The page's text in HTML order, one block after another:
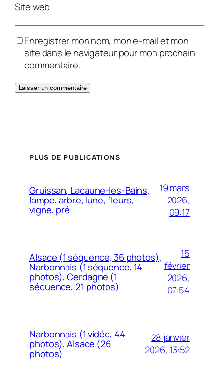
Site web
Enregistrer mon nom, mon e-mail et mon
site dans le navigateur pour mon prochain
commentaire.
PLUS DE PUBLICATIONS
Gruissan, Lacaune-les-Bains,
lampe, arbre, lune, fleurs,
vigne, pré
19 mars
2026,
09:17
Alsace (1 séquence, 36 photos),
Narbonnais (1 séquence, 14
photos), Cerdagne (1
séquence, 21 photos)
15
février
2026,
07:54
Narbonnais (1 vidéo, 44
photos), Alsace (26
photos)
28 janvier
2026, 13:52